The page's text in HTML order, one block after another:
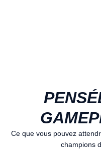
Ce que vous pouvez
champions